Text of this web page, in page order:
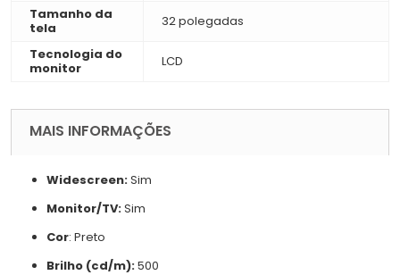
Tamanho da
tela
32 polegadas
Tecnologia do
monitor
LCD
MAIS INFORMAÇÕES
Widescreen:Sim
Monitor/TV:Sim
Cor: Preto
Brilho (cd/m):500